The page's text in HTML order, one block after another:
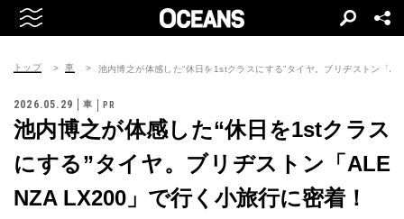
トップ 車 池内博之が体感した“休日を1stクラスにする”タイヤ。ブリヂストン「
2026.05.29 車
池内博之が体感した“休日を1stクラス
にする”タイヤ。ブリヂストン「ALE
NZA LX200」で行く小旅行に密着！